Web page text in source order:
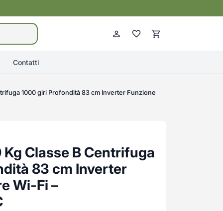
Contatti
1000 giri Profondità 83 cm Inverter Funzione
Classe B Centrifuga
83 cm Inverter
Wi-Fi –